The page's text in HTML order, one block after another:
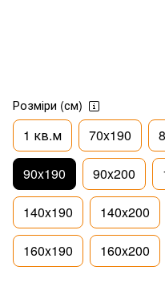
Розміри (см)
1 кв.м 70x190
90x190 90x200
140x190 140x200
160x190 160x200